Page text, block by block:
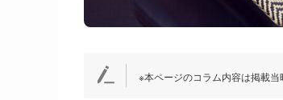
※本ページのコラム内容は掲載当